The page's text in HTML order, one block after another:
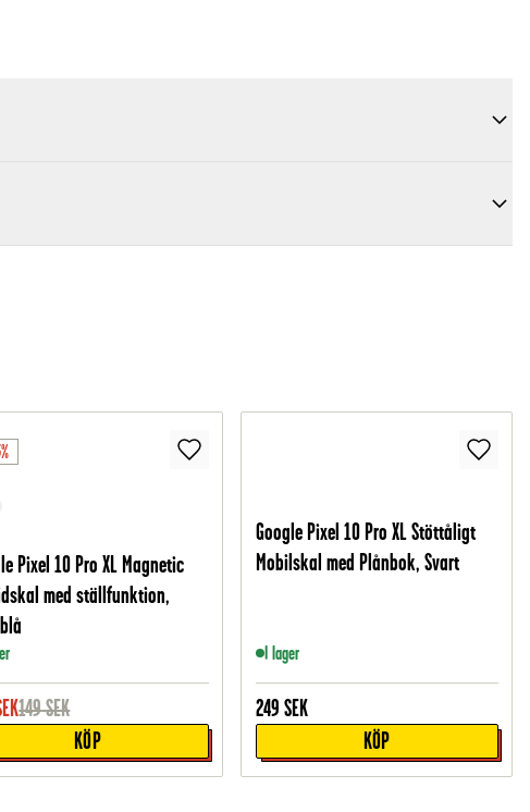
Pixel 10 Pro XL Magnetic
med ställfunktion,
149SEK
KÖP
Google Pixel 10 Pro XL Stöttåligt
Mobilskal med Plånbok, Svart
I lager
249 SEK
KÖP